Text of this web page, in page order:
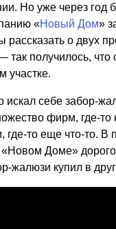
Но уже через год
«Новый Дом»
рассказать о двух
так получилось, что
участке.
искал себе забор-
фирм, где-то
где-то еще что-то. В
«Новом Доме»
жалюзи купил в